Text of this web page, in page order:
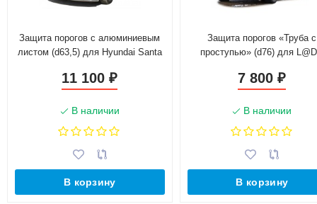
Защита порогов с алюминиевым
листом (d63,5) для Hyundai Santa
11 100₽
В наличии
В корзину
Защита порогов «Труба с
проступью» (d76) для
7 800₽
В наличии
В корзину